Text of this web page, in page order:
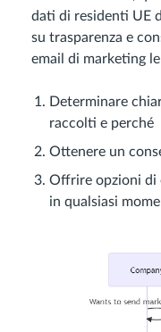
dati di residenti UE
su trasparenza e
email di marketing
Determinare
raccolti e perché
Ottenere un
Offrire opzioni di
in qualsiasi